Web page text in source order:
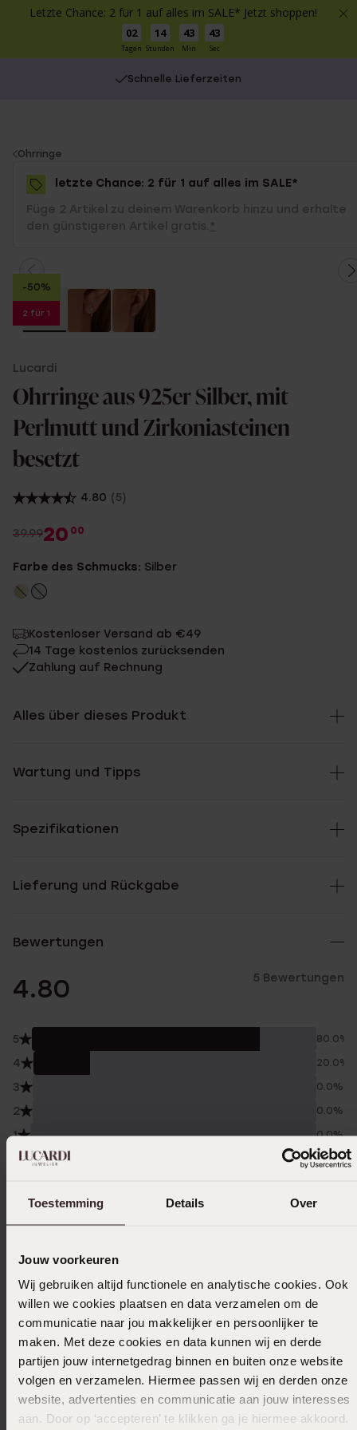
Letzte Chance: 2 für 1 auf alles im SALE* Jetzt shoppen!
02
Tagen
14
Stunden
43
Min
43
Sec
Toestemming Details Over
Jouw voorkeuren
Wij gebruiken altijd functionele en analytische cookies. Ook
willen we cookies plaatsen en data verzamelen om de
communicatie naar jou makkelijker en persoonlijker te
maken. Met deze cookies en data kunnen wij en derde
partijen jouw internetgedrag binnen en buiten onze website
volgen en verzamelen. Hiermee passen wij en derden onze
website, advertenties en communicatie aan jouw interesses
aan. Door op ‘accepteren’ te klikken ga je hiermee akkoord.
Schnelle Lieferzeiten
You
are
here:
Ohrringe
letzte Chance: 2 für 1 auf alles im SALE*
Füge 2 Artikel zu deinem Warenkorb hinzu und erhalte
den günstigeren Artikel gratis. *
-50%
2 für 1
Lucardi
Ohrringe aus 925er Silber, mit
Perlmutt und Zirkoniasteinen
besetzt
4.80 (5)
39.9920 00
Farbe des Schmucks: Silber
Kostenloser Versand ab €49
14 Tage kostenlos zurücksenden
Zahlung auf Rechnung
Alles über dieses Produkt
Wartung und Tipps
Spezifikationen
Lieferung und Rückgabe
Bewertungen
4.80 5 Bewertungen
5 80.0%
4 20.0%
3 0.0%
2 0.0%
1 0.0%
10-01-2026 - Nancy H.
Sehr schön und einfach zum An- und
Ausziehen
Übersetzt | Original ansehen